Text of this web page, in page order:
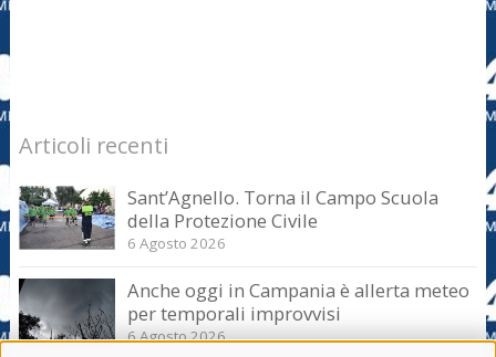
Articoli recenti
Sant’Agnello. Torna il Campo Scuola
della Protezione Civile
6 Agosto 2026
Anche oggi in Campania è allerta meteo
per temporali improvvisi
6 Agosto 2026